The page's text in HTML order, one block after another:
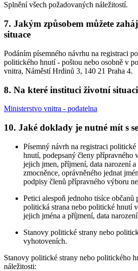
Splnění všech požadovaných náležitostí.
7. Jakým způsobem můžete
situace
Podáním písemného návrhu na registraci
politického hnutí - poštou nebo osobně v
vnitra, Náměstí Hrdinů 3, 140 21 Praha 4.
8. Na které instituci životní
Ministerstvo vnitra - podatelna
10. Jaké doklady je nutné mít s
Písemný návrh na registraci
hnutí, podepsaný členy přípravného
jejich jmen, příjmení, data narození
zmocněnce, oprávněného jednat
podpisy členů přípravného výboru
Petici alespoň jednoho tisíce občanů
politická strana nebo politické hnutí
jejich jména a příjmení, data
Stanovy politické strany nebo
vyhotoveních.
Stanovy politické strany nebo politického
náležitosti: